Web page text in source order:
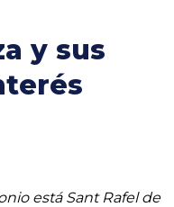
y sus
está Sant Rafel de